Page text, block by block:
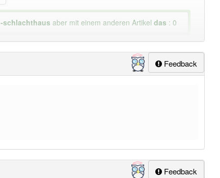
-schlachthaus aber mit einem anderen Artikeldas : 0
Feedback
Feedback